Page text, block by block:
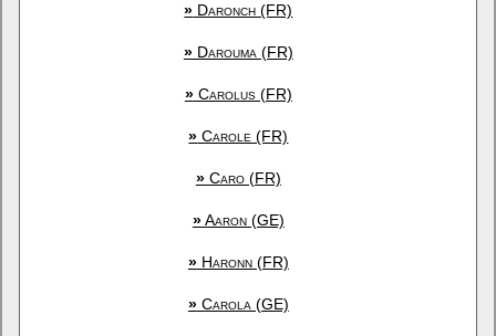
» Daronch (FR)
»Darouma (FR)
»Carolus (FR)
» Carole (FR)
»Caro (FR)
»Aaron (GE)
»Haronn (FR)
»Carola (GE)